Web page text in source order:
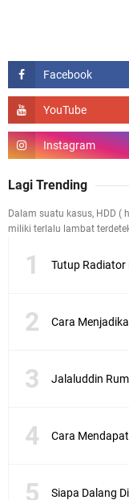
Lagi Trending
Dalam suatu kasus, HDD (
miliki terlalu lambat
Tutup Radiator
Jalaluddin
Siapa Dalang